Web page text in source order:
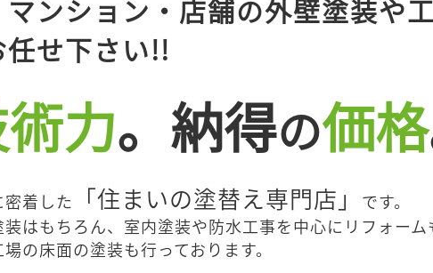
ンション・店舗の外壁塗装や
せ下さい!!
力。 納得の価格
着した 「住まいの塗替え専門店」
です。
はもちろん、室内塗装や防水工事を中心にリフォーム
の床面の塗装も行っております。